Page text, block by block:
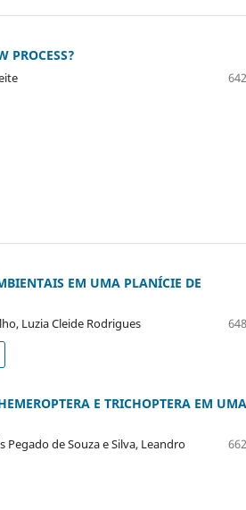
PROCESS?
EM UMA PLANÍCIE DE
Luzia Cleide Rodrigues
E TRICHOPTERA EM UMA
Pegado de Souza e Silva, Leandro